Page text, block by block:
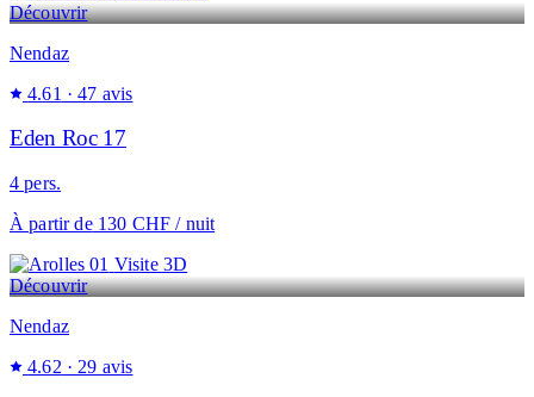
Découvrir
Nendaz
4.61 · 47 avis
Eden Roc 17
4 pers.
À partir de130 CHF / nuit
Visite 3D
Découvrir
Nendaz
4.62 · 29 avis